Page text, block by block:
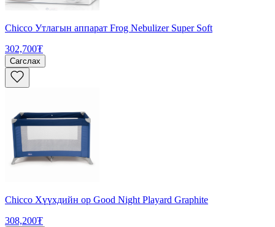
Chicco Утлагын аппарат Frog Nebulizer Super Soft
302,700₮
Сагслах
Chicco Хүүхдийн ор Good Night Playard Graphite
308,200₮